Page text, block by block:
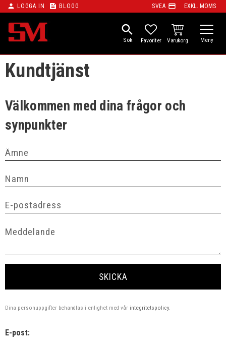
Meny
person LOGGA IN feed BLOGG SVEA payment EXKL. MOMS
search
FAVORITER
KUNDVAGN
Kundtjänst
Välkommen med dina frågor och
synpunkter
SKICKA
Dina personuppgifter behandlas i enlighet med vår integritetspolicy.
E-post: